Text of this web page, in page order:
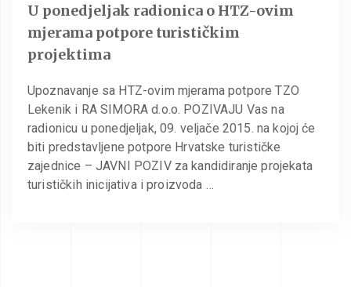
U ponedjeljak radionica o HTZ-ovim
mjerama potpore turističkim
projektima
Upoznavanje sa HTZ-ovim mjerama potpore TZO
Lekenik i RA SIMORA d.o.o. POZIVAJU Vas na
radionicu u ponedjeljak, 09. veljače 2015. na kojoj će
biti predstavljene potpore Hrvatske turističke
zajednice – JAVNI POZIV za kandidiranje projekata
turističkih inicijativa i proizvoda …